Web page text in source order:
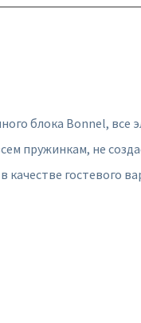
блока Bonnel,
пружинкам, не
гостевого